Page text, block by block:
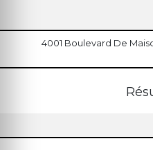
4001 Boulevard De